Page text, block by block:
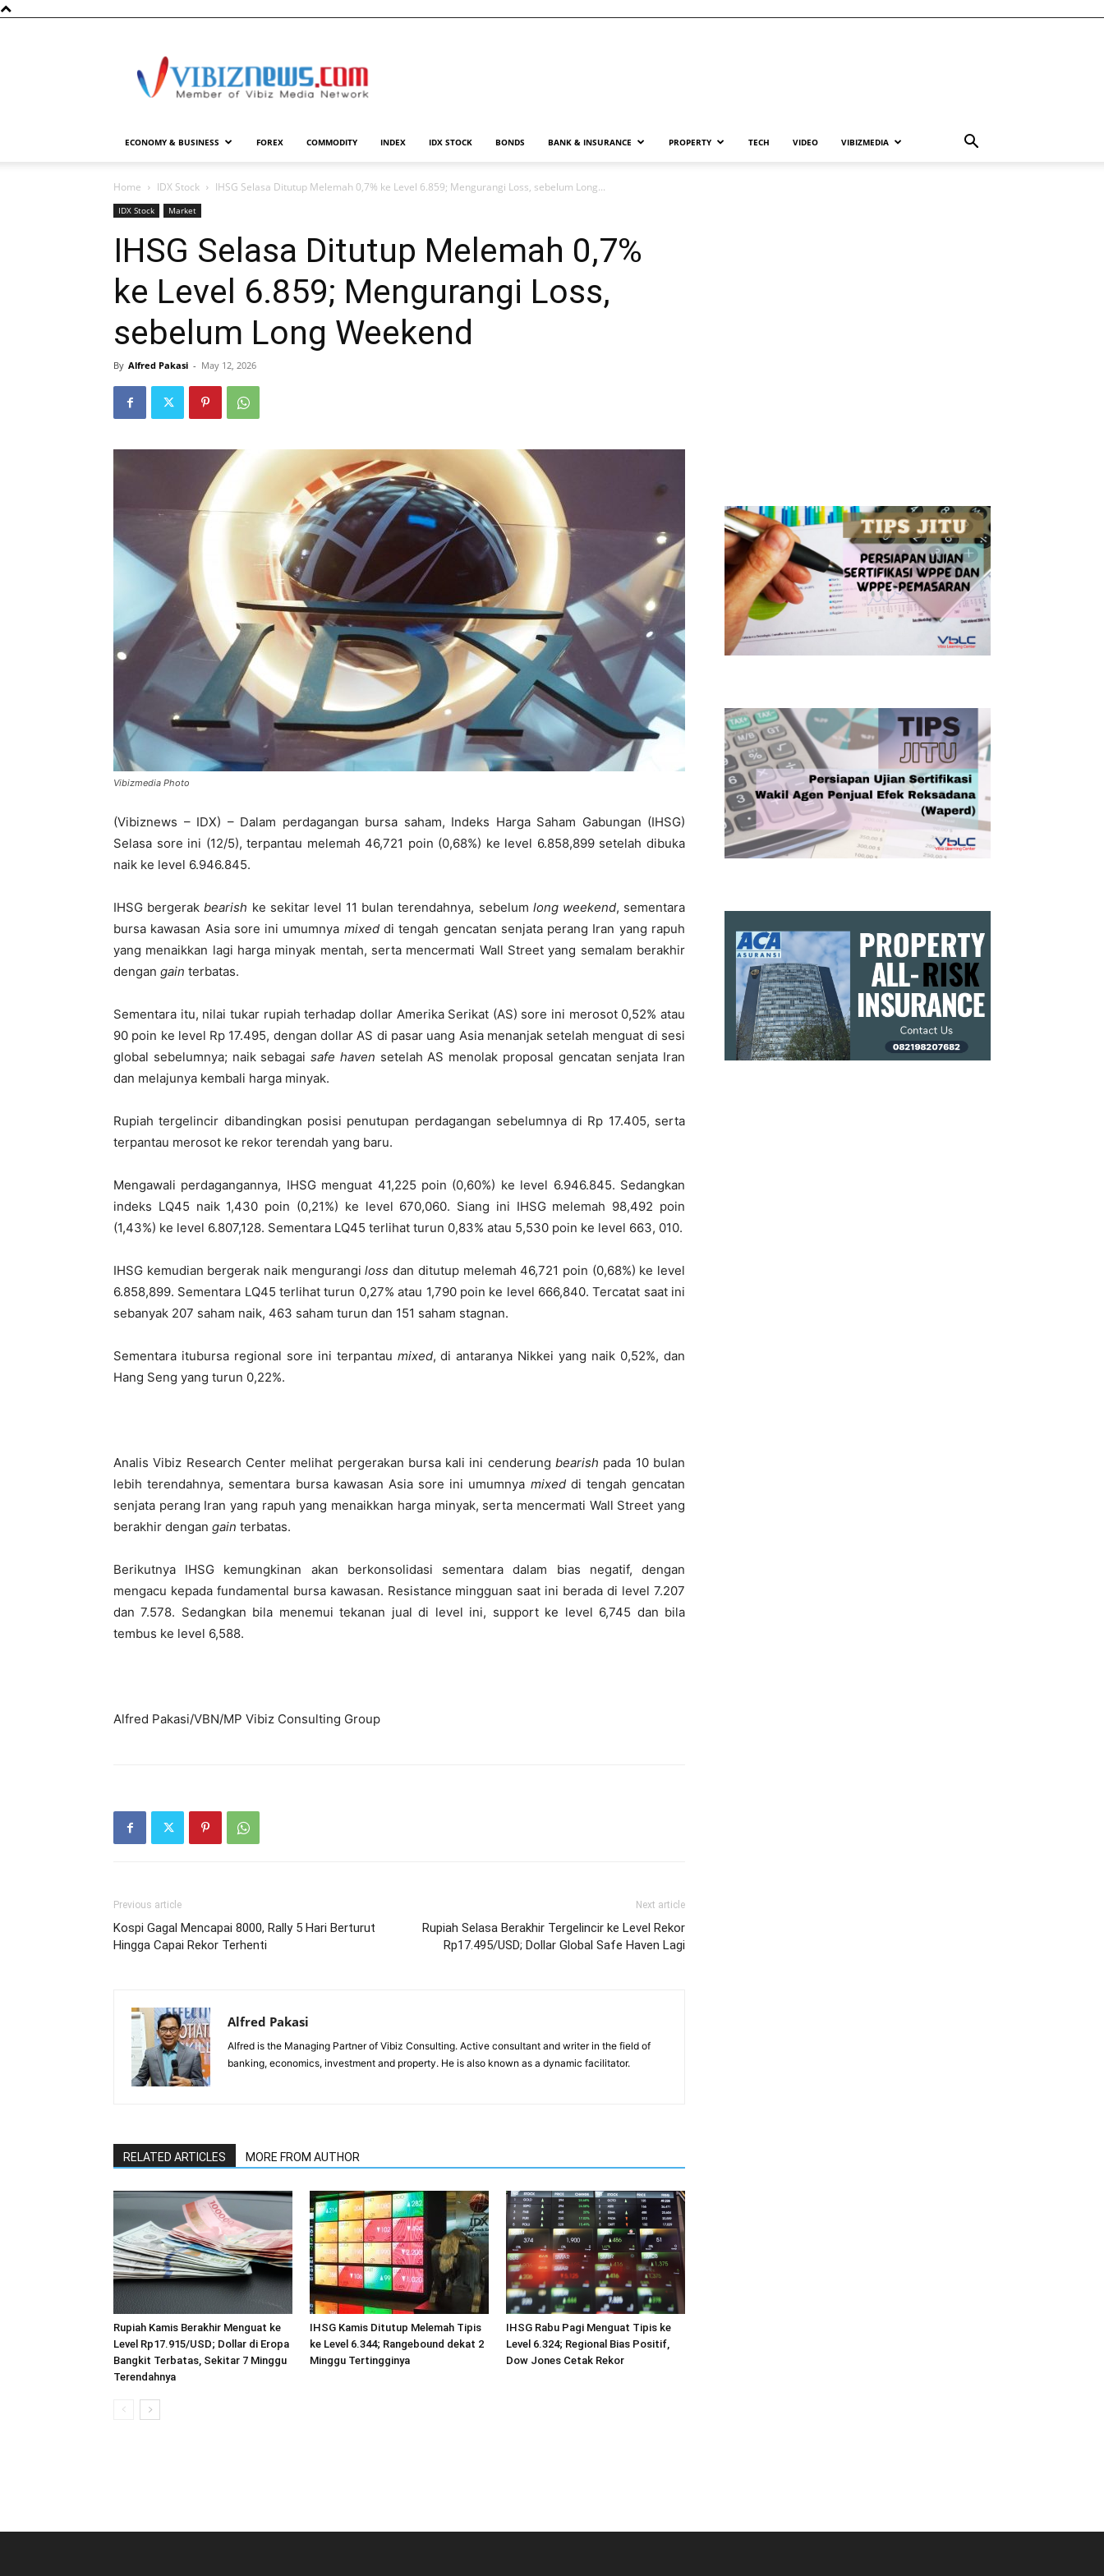
ECONOMY & BUSINESS FOREX COMMODITY INDEX IDX STOCK BONDS BANK & INSURANCE PROPERTY TECH VIDEO VIBIZMEDIA
Home IDX Stock IHSG Selasa Ditutup Melemah 0,7% ke Level 6.859; Mengurangi Loss, sebelum Long...
IDX Stock Market
IHSG Selasa Ditutup Melemah 0,7%
ke Level 6.859; Mengurangi Loss,
sebelum Long Weekend
By Alfred Pakasi - May 12, 2026
Vibizmedia Photo
(Vibiznews – IDX) – Dalam perdagangan bursa saham, Indeks Harga Saham Gabungan (IHSG)
Selasa sore ini (12/5), terpantau melemah 46,721 poin (0,68%) ke level 6.858,899 setelah dibuka
naik ke level 6.946.845.
IHSG bergerakbearish ke sekitar level 11 bulan terendahnya, sebelum long weekend, sementara
bursa kawasan Asia sore ini umumnya mixeddi tengah gencatan senjata perang Iran yang rapuh
yang menaikkan lagi harga minyak mentah, serta mencermati Wall Street yang semalam berakhir
dengan gain terbatas.
Sementara itu, nilai tukar rupiah terhadap dollar Amerika Serikat (AS) sore ini merosot 0,52% atau
90 poin ke level Rp 17.495, dengan dollar AS di pasar uang Asia menanjak setelah menguat di sesi
global sebelumnya; naik sebagai safe haven setelah AS menolak proposal gencatan senjata Iran
dan melajunya kembali harga minyak.
Rupiah tergelincir dibandingkan posisi penutupan perdagangan sebelumnya di Rp 17.405, serta
terpantau merosot ke rekor terendah yang baru.
Mengawali perdagangannya, IHSG menguat 41,225 poin (0,60%) ke level 6.946.845. Sedangkan
indeks LQ45 naik 1,430 poin (0,21%) ke level 670,060. Siang ini IHSG melemah 98,492 poin
(1,43%) ke level 6.807,128. Sementara LQ45 terlihat turun 0,83% atau 5,530 poin ke level 663, 010.
IHSG kemudian bergerak naik mengurangiloss dan ditutup melemah 46,721 poin (0,68%) ke level
6.858,899. Sementara LQ45 terlihat turun 0,27% atau 1,790 poin ke level 666,840. Tercatat saat ini
sebanyak 207 saham naik, 463 saham turun dan 151 saham stagnan.
Sementara itubursa regional sore ini terpantau mixed, di antaranya Nikkei yang naik 0,52%, dan
Hang Seng yang turun 0,22%.
Analis Vibiz Research Center melihat pergerakan bursa kali ini cenderungbearish pada 10 bulan
lebih terendahnya, sementara bursa kawasan Asia sore ini umumnya mixeddi tengah gencatan
senjata perang Iran yang rapuh yang menaikkan harga minyak, serta mencermati Wall Street yang
berakhir dengan gain terbatas.
Berikutnya IHSG kemungkinan akan berkonsolidasi sementara dalam bias negatif, dengan
mengacu kepada fundamental bursa kawasan. Resistance mingguan saat ini berada di level 7.207
dan 7.578. Sedangkan bila menemui tekanan jual di level ini, support ke level 6,745 dan bila
tembus ke level 6,588.
Alfred Pakasi/VBN/MP Vibiz Consulting Group
Previous article
Kospi Gagal Mencapai 8000, Rally 5 Hari Berturut
Hingga Capai Rekor Terhenti
Next article
Rupiah Selasa Berakhir Tergelincir ke Level Rekor
Rp17.495/USD; Dollar Global Safe Haven Lagi
Alfred Pakasi
Alfred is the Managing Partner of Vibiz Consulting. Active consultant and writer in the field of
banking, economics, investment and property. He is also known as a dynamic facilitator.
RELATED ARTICLES MORE FROM AUTHOR
Rupiah Kamis Berakhir Menguat ke
Level Rp17.915/USD; Dollar di Eropa
Bangkit Terbatas, Sekitar 7 Minggu
Terendahnya
IHSG Kamis Ditutup Melemah Tipis
ke Level 6.344; Rangebound dekat 2
Minggu Tertingginya
IHSG Rabu Pagi Menguat Tipis ke
Level 6.324; Regional Bias Positif,
Dow Jones Cetak Rekor